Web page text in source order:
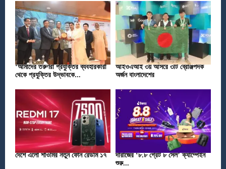
‘আমাদের তরুণরা প্রযুক্তির ব্যবহারকারী
থেকে প্রযুক্তির উদ্ভাবকে...
আইওএআই ৩য় আসরে ৩টি ব্রোঞ্জপদক
অর্জন বাংলাদেশের
দেশে এলো শাওমির নতুন ফোন রেডমি ১৭
দারাজের ‘৮.৮ গ্রেট ৮ সেল’ ক্যাম্পেইন
শুরু...